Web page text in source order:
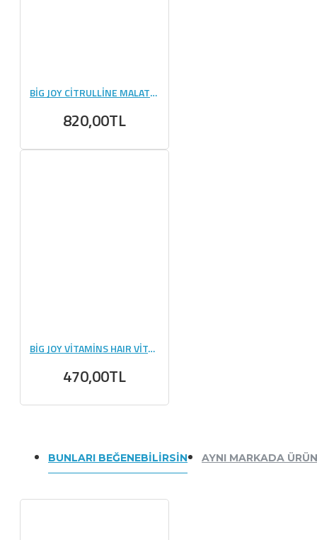
BİG JOY CİTRULLİNE MALATE 300 GR
820,00TL
BİG JOY VİTAMİNS HAIR VİTAMİNS & MULTIVITAMIN 60 GUMMIES
470,00TL
BUNLARI BEĞENEBILIRSIN AYNI MARKADA